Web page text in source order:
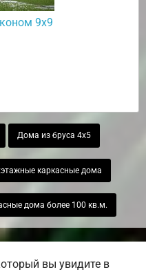
9х9
Дома из бруса 4х5
каркасные дома
дома более 100 кв.м.
вы увидите в